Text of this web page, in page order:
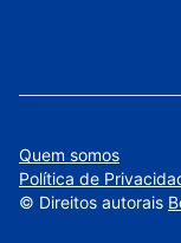
Quem somos
Política de
© Direitos autorais